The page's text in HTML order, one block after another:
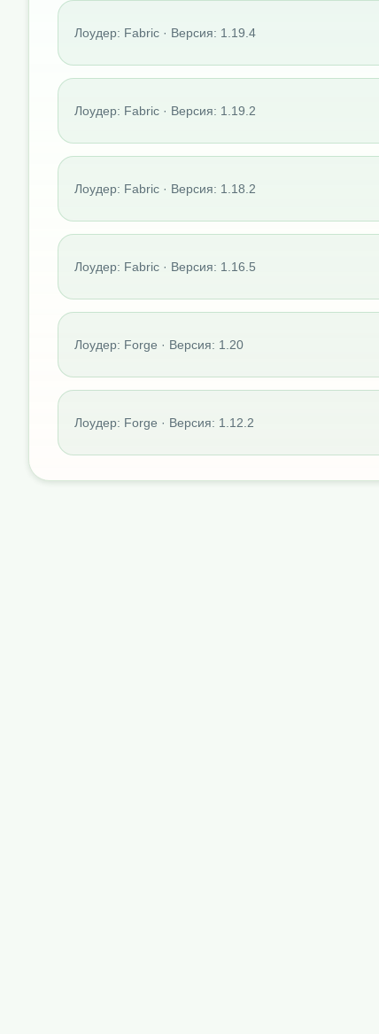
Лоудер: Fabric · Версия: 1.19.4
Лоудер: Fabric · Версия: 1.19.2
Лоудер: Fabric · Версия: 1.18.2
Лоудер: Fabric · Версия: 1.16.5
Лоудер: Forge · Версия: 1.20
Лоудер: Forge · Версия: 1.12.2